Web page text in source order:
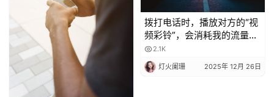
拨打电话时，播放对方的“视
频彩铃”，会消耗我的流量
吗？
2.1K
灯火阑珊 2025年 12月 26日